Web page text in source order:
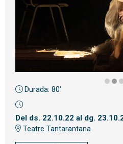
Diapositiva 2 de 3
Durada: 80'
Del ds. 22.10.22 al dg.
Teatre Tantarantana